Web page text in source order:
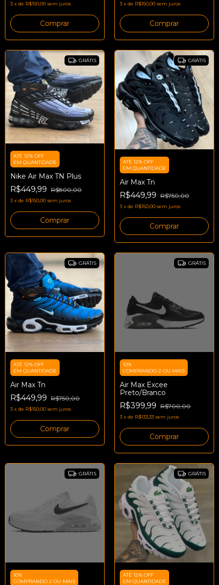
3 x de R$150,00 sem juros
Comprar
3 x de R$150,00 sem juros
Comprar
GRÁTIS
ATÉ 12% OFF
EM QUANTIDADE
Nike Air Max TN Plus
R$449,99 R$800,00
3 x de R$150,00 sem juros
Comprar
GRÁTIS
ATÉ 12% OFF
EM QUANTIDADE
Air Max Tn
R$449,99 R$750,00
3 x de R$150,00 sem juros
Comprar
GRÁTIS
ATÉ 12% OFF
EM QUANTIDADE
Air Max Tn
R$449,99 R$750,00
3 x de R$150,00 sem juros
Comprar
GRÁTIS
10%
COMPRANDO 2 OU MAIS
Air Max Excee
Preto/Branco
R$399,99 R$700,00
3 x de R$133,33 sem juros
Comprar
GRÁTIS
10%
COMPRANDO 2 OU MAIS
GRÁTIS
ATÉ 12% OFF
EM QUANTIDADE